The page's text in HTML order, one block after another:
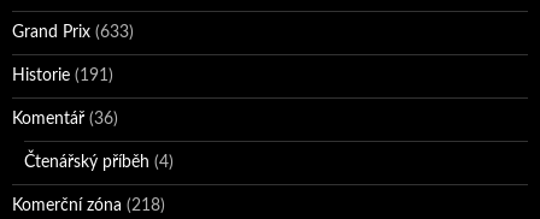
Grand Prix (633)
Historie (191)
Komentář (36)
Čtenářský příběh (4)
Komerční zóna (218)